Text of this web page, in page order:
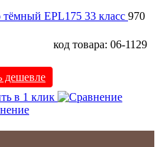
EPL175 33 класс 970
код товара: 06-1129
дешевле
в 1 клик